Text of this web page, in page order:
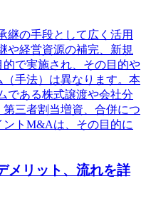
継の手段として広く活用
や経営資源の補完、新規
で実施され、その目的や
手法）は異なります。本
である株式譲渡や会社分
三者割当増資、合併につ
トM&Aは、その目的に
メリット、流れを詳